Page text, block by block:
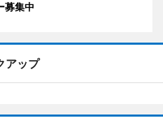
募集中
アップ